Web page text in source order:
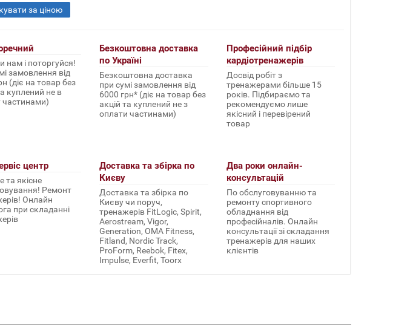
за ціною
нам і поторгуйся!
замовлення від
(діє на товар без
куплений не в
частинами)
Безкоштовна доставка
по Україні
Безкоштовна доставка
при сумі замовлення від
6000 грн* (діє на товар без
акцій та куплений не з
оплати частинами)
Професійний підбір
кардіотренажерів
Досвід робіт з
тренажерами більше 15
років. Підбираємо та
рекомендуємо лише
якісний і перевірений
товар
центр
та якісне
Ремонт
Онлайн
при складанні
Доставка та збірка по
Києву
Доставка та збірка по
Києву чи поруч,
тренажерів FitLogic, Spirit,
Aerostream, Vigor,
Generation, OMA Fitness,
Fitland, Nordic Track,
ProForm, Reebok, Fitex,
Impulse, Everfit, Toorx
Два роки онлайн-
консультацій
По обслуговуванню та
ремонту спортивного
обладнання від
професійналів. Онлайн
консультації зі складання
тренажерів для наших
клієнтів